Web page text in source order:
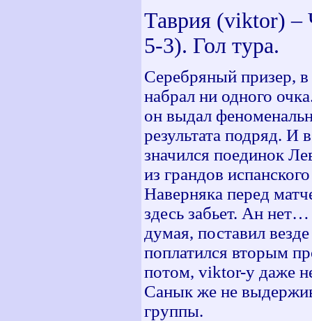
Таврия (viktor) –
5-3). Гол тура.
Серебряный призер,
набрал ни одного
он выдал
результата подряд. И
значился поединок
из грандов
Наверняка перед
здесь забьет. Ан
думая, поставил
поплатился вторым
потом, viktor-у даже
Санык же не
группы.